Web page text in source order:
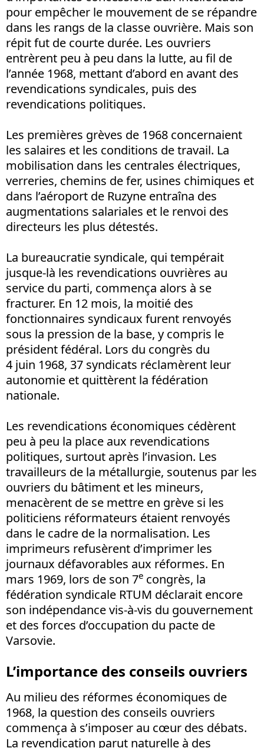
pour empêcher le mouvement de se répandre
dans les rangs de la classe ouvrière. Mais son
répit fut de courte durée. Les ouvriers
entrèrent peu à peu dans la lutte, au fil de
l’année 1968, mettant d’abord en avant des
revendications syndicales, puis des
revendications politiques.
Les premières grèves de 1968 concernaient
les salaires et les conditions de travail. La
mobilisation dans les centrales électriques,
verreries, chemins de fer, usines chimiques et
dans l’aéroport de Ruzyne entraîna des
augmentations salariales et le renvoi des
directeurs les plus détestés.
La bureaucratie syndicale, qui tempérait
jusque-là les revendications ouvrières au
service du parti, commença alors à se
fracturer. En 12 mois, la moitié des
fonctionnaires syndicaux furent renvoyés
sous la pression de la base, y compris le
président fédéral. Lors du congrès du
4 juin 1968, 37 syndicats réclamèrent leur
autonomie et quittèrent la fédération
nationale.
Les revendications économiques cédèrent
peu à peu la place aux revendications
politiques, surtout après l’invasion. Les
travailleurs de la métallurgie, soutenus par les
ouvriers du bâtiment et les mineurs,
menacèrent de se mettre en grève si les
politiciens réformateurs étaient renvoyés
dans le cadre de la normalisation. Les
imprimeurs refusèrent d’imprimer les
journaux défavorables aux réformes. En
mars 1969, lors de son 7e congrès, la
fédération syndicale RTUM déclarait encore
son indépendance vis-à-vis du gouvernement
et des forces d’occupation du pacte de
Varsovie.
L’importance des conseils ouvriers
Au milieu des réformes économiques de
1968, la question des conseils ouvriers
commença à s’imposer au cœur des débats.
La revendication parut naturelle à des